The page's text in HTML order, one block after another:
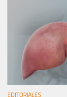
EDITORIALES